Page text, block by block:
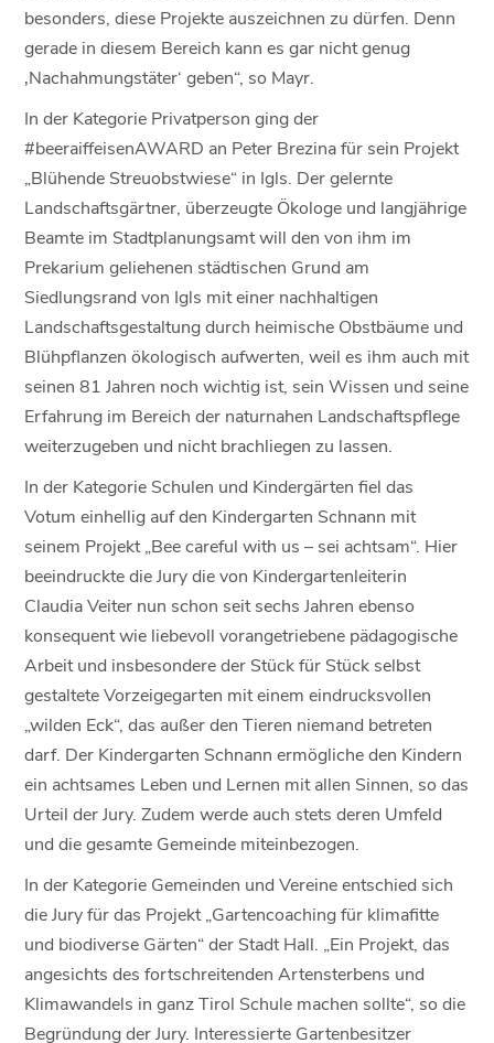
besonders, diese Projekte auszeichnen zu dürfen. Denn
gerade in diesem Bereich kann es gar nicht genug
‚Nachahmungstäter‘ geben“, so Mayr.
In der Kategorie Privatperson ging der
#beeraiffeisenAWARD an Peter Brezina für sein Projekt
„Blühende Streuobstwiese“ in Igls. Der gelernte
Landschaftsgärtner, überzeugte Ökologe und langjährige
Beamte im Stadtplanungsamt will den von ihm im
Prekarium geliehenen städtischen Grund am
Siedlungsrand von Igls mit einer nachhaltigen
Landschaftsgestaltung durch heimische Obstbäume und
Blühpflanzen ökologisch aufwerten, weil es ihm auch mit
seinen 81 Jahren noch wichtig ist, sein Wissen und seine
Erfahrung im Bereich der naturnahen Landschaftspflege
weiterzugeben und nicht brachliegen zu lassen.
In der Kategorie Schulen und Kindergärten fiel das
Votum einhellig auf den Kindergarten Schnann mit
seinem Projekt „Bee careful with us – sei achtsam“. Hier
beeindruckte die Jury die von Kindergartenleiterin
Claudia Veiter nun schon seit sechs Jahren ebenso
konsequent wie liebevoll vorangetriebene pädagogische
Arbeit und insbesondere der Stück für Stück selbst
gestaltete Vorzeigegarten mit einem eindrucksvollen
„wilden Eck“, das außer den Tieren niemand betreten
darf. Der Kindergarten Schnann ermögliche den Kindern
ein achtsames Leben und Lernen mit allen Sinnen, so das
Urteil der Jury. Zudem werde auch stets deren Umfeld
und die gesamte Gemeinde miteinbezogen.
In der Kategorie Gemeinden und Vereine entschied sich
die Jury für das Projekt „Gartencoaching für klimafitte
und biodiverse Gärten“ der Stadt Hall. „Ein Projekt, das
angesichts des fortschreitenden Artensterbens und
Klimawandels in ganz Tirol Schule machen sollte“, so die
Begründung der Jury. Interessierte Gartenbesitzer